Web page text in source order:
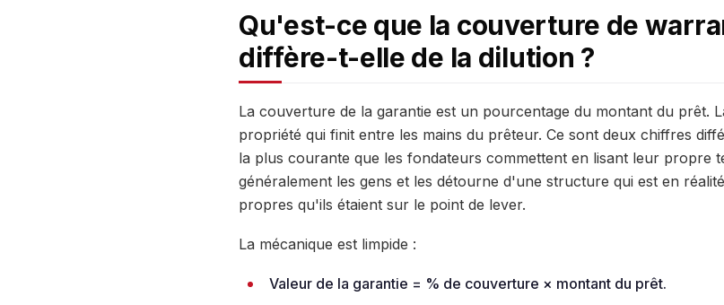
Qu'est-ce que la couverture de
diffère-t-elle de la dilution ?
La couverture de la garantie est un pourcentage du montant du prêt.
propriété qui finit entre les mains du prêteur. Ce sont deux chiffres
la plus courante que les fondateurs commettent en lisant leur propre
généralement les gens et les détourne d'une structure qui est en
propres qu'ils étaient sur le point de lever.
La mécanique est limpide :
Valeur de la garantie = % de couverture × montant du prêt.